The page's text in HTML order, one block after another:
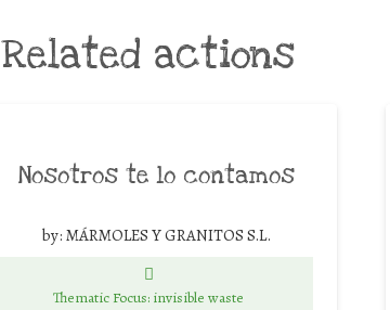
Related actions
Nosotros te lo contamos
by: MÁRMOLES Y GRANITOS S.L.
Thematic Focus: invisible waste